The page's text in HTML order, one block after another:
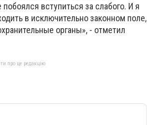
вступиться за слабого. И я
в исключительно законном поле,
органы», - отметил
про це редакцію